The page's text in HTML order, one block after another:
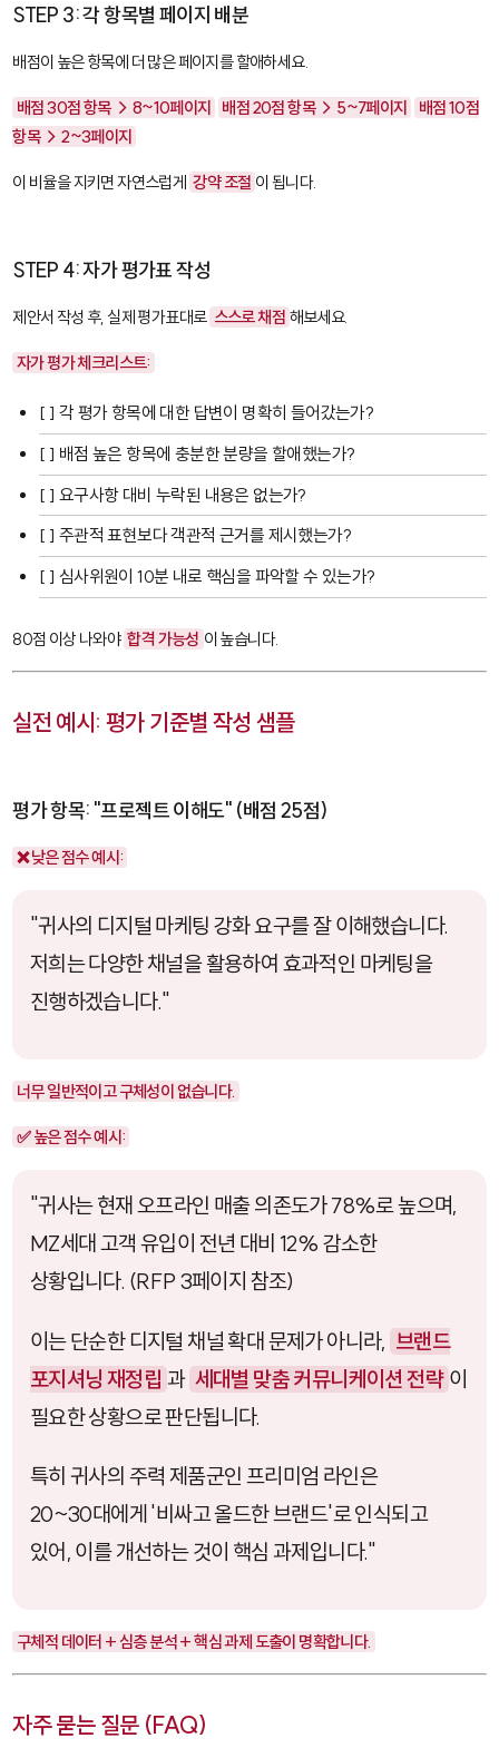
STEP 3: 각 항목별 페이지 배분
배점이 높은 항목에 더 많은 페이지를 할애하세요.
배점 30점 항목 → 8~10페이지 배점 20점 항목 → 5~7페이지
배점 10점
항목 → 2~3페이지
이 비율을 지키면 자연스럽게 강약 조절 이 됩니다.
STEP 4: 자가 평가표 작성
제안서 작성 후, 실제 평가표대로 스스로 채점 해보세요.
자가 평가 체크리스트:
[ ] 각 평가 항목에 대한 답변이 명확히 들어갔는가?
[ ] 배점 높은 항목에 충분한 분량을 할애했는가?
[ ] 요구사항 대비 누락된 내용은 없는가?
[ ] 주관적 표현보다 객관적 근거를 제시했는가?
[ ] 심사위원이 10분 내로 핵심을 파악할 수 있는가?
80점 이상 나와야 합격 가능성 이 높습니다.
실전 예시: 평가 기준별 작성 샘플
평가 항목: "프로젝트 이해도" (배점 25점)
❌ 낮은 점수 예시:
"귀사의 디지털 마케팅 강화 요구를 잘 이해했습니다.
저희는 다양한 채널을 활용하여 효과적인 마케팅을
진행하겠습니다."
너무 일반적이고 구체성이 없습니다.
✅ 높은 점수 예시:
"귀사는 현재 오프라인 매출 의존도가 78%로 높으며,
MZ세대 고객 유입이 전년 대비 12% 감소한
상황입니다. (RFP 3페이지 참조)
이는 단순한 디지털 채널 확대 문제가 아니라, 브랜드
포지셔닝 재정립 과 세대별 맞춤 커뮤니케이션 전략 이
필요한 상황으로 판단됩니다.
특히 귀사의 주력 제품군인 프리미엄 라인은
20~30대에게 '비싸고 올드한 브랜드'로 인식되고
있어, 이를 개선하는 것이 핵심 과제입니다."
구체적 데이터 + 심층 분석 + 핵심 과제 도출이 명확합니다.
자주 묻는 질문 (FAQ)